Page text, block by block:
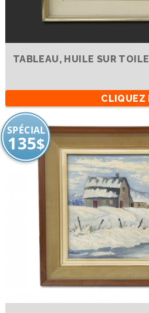
TABLEAU, HUILE SUR
CLIQUEZ
SPÉCIAL
135$